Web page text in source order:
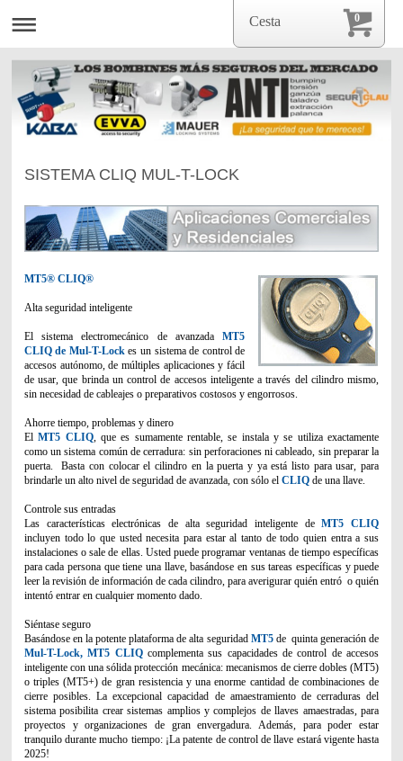
SISTEMA CLIQ MUL-T-LOCK
MT5® CLIQ®
Alta seguridad inteligente
El sistema electromecánico de avanzada
MT5
CLIQ de Mul-T-Lock es un sistema de control de
accesos autónomo, de múltiples aplicaciones y fácil
de usar, que brinda un control de accesos inteligente a través del cilindro mismo,
sin necesidad de cableajes o preparativos costosos y engorrosos.
Ahorre tiempo, problemas y dinero
El MT5 CLIQ, que es sumamente rentable, se instala y se utiliza exactamente
como un sistema común de cerradura: sin perforaciones ni cableado, sin preparar la
puerta. Basta con colocar el cilindro en la puerta y ya está listo para usar, para
brindarle un alto nivel de seguridad de avanzada, con sólo el CLIQ de una llave.
Controle sus entradas
Las características electrónicas de alta seguridad inteligente de MT5 CLIQ
incluyen todo lo que usted necesita para estar al tanto de todo quien entra a sus
instalaciones o sale de ellas. Usted puede programar ventanas de tiempo específicas
para cada persona que tiene una llave, basándose en sus tareas específicas y puede
leer la revisión de información de cada cilindro, para averigurar quién entró o quién
intentó entrar en cualquier momento dado.
Siéntase seguro
Basándose en la potente plataforma de alta seguridad MT5 de quinta generación de
Mul-T-Lock, MT5 CLIQ complementa sus capacidades de control de accesos
inteligente con una sólida protección mecánica: mecanismos de cierre dobles (MT5)
o triples (MT5+) de gran resistencia y una enorme cantidad de combinaciones de
cierre posibles. La excepcional capacidad de amaestramiento de cerraduras del
sistema posibilita crear sistemas amplios y complejos de llaves amaestradas, para
proyectos y organizaciones de gran envergadura. Además, para poder estar
tranquilo durante mucho tiempo: ¡La patente de control de llave estará vigente hasta
2025!
0
Cesta